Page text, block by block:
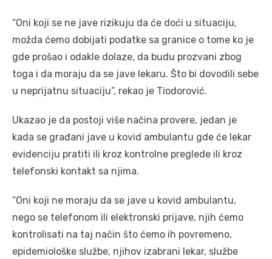
“Oni koji se ne jave rizikuju da će doći u situaciju,
možda ćemo dobijati podatke sa granice o tome ko je
gde prošao i odakle dolaze, da budu prozvani zbog
toga i da moraju da se jave lekaru. Što bi dovodili sebe
u neprijatnu situaciju”, rekao je Tiodorović.
Ukazao je da postoji više načina provere, jedan je
kada se građani jave u kovid ambulantu gde će lekar
evidenciju pratiti ili kroz kontrolne preglede ili kroz
telefonski kontakt sa njima.
“Oni koji ne moraju da se jave u kovid ambulantu,
nego se telefonom ili elektronski prijave, njih ćemo
kontrolisati na taj način što ćemo ih povremeno,
epidemiološke službe, njihov izabrani lekar, službe